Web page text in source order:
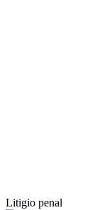
Litigio penal